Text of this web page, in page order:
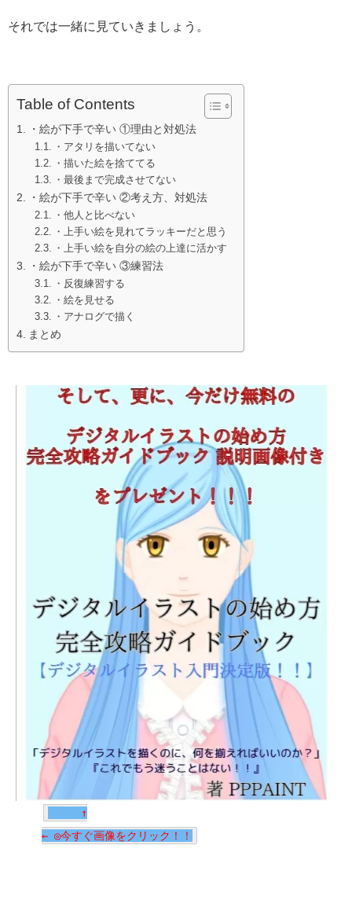
それでは一緒に見ていきましょう。
Table of Contents
・絵が下手で辛い ①理由と対処法
・アタリを描いてない
・描いた絵を捨ててる
・最後まで完成させてない
・絵が下手で辛い ②考え方、対処法
・他人と比べない
・上手い絵を見れてラッキーだと思う
・上手い絵を自分の絵の上達に活かす
・絵が下手で辛い ③練習法
・反復練習する
・絵を見せる
・アナログで描く
まとめ
↑
← ◎今すぐ画像をクリック！！